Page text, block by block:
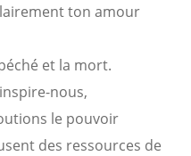
ton amour
et la mort.
nous,
le pouvoir
des ressources de